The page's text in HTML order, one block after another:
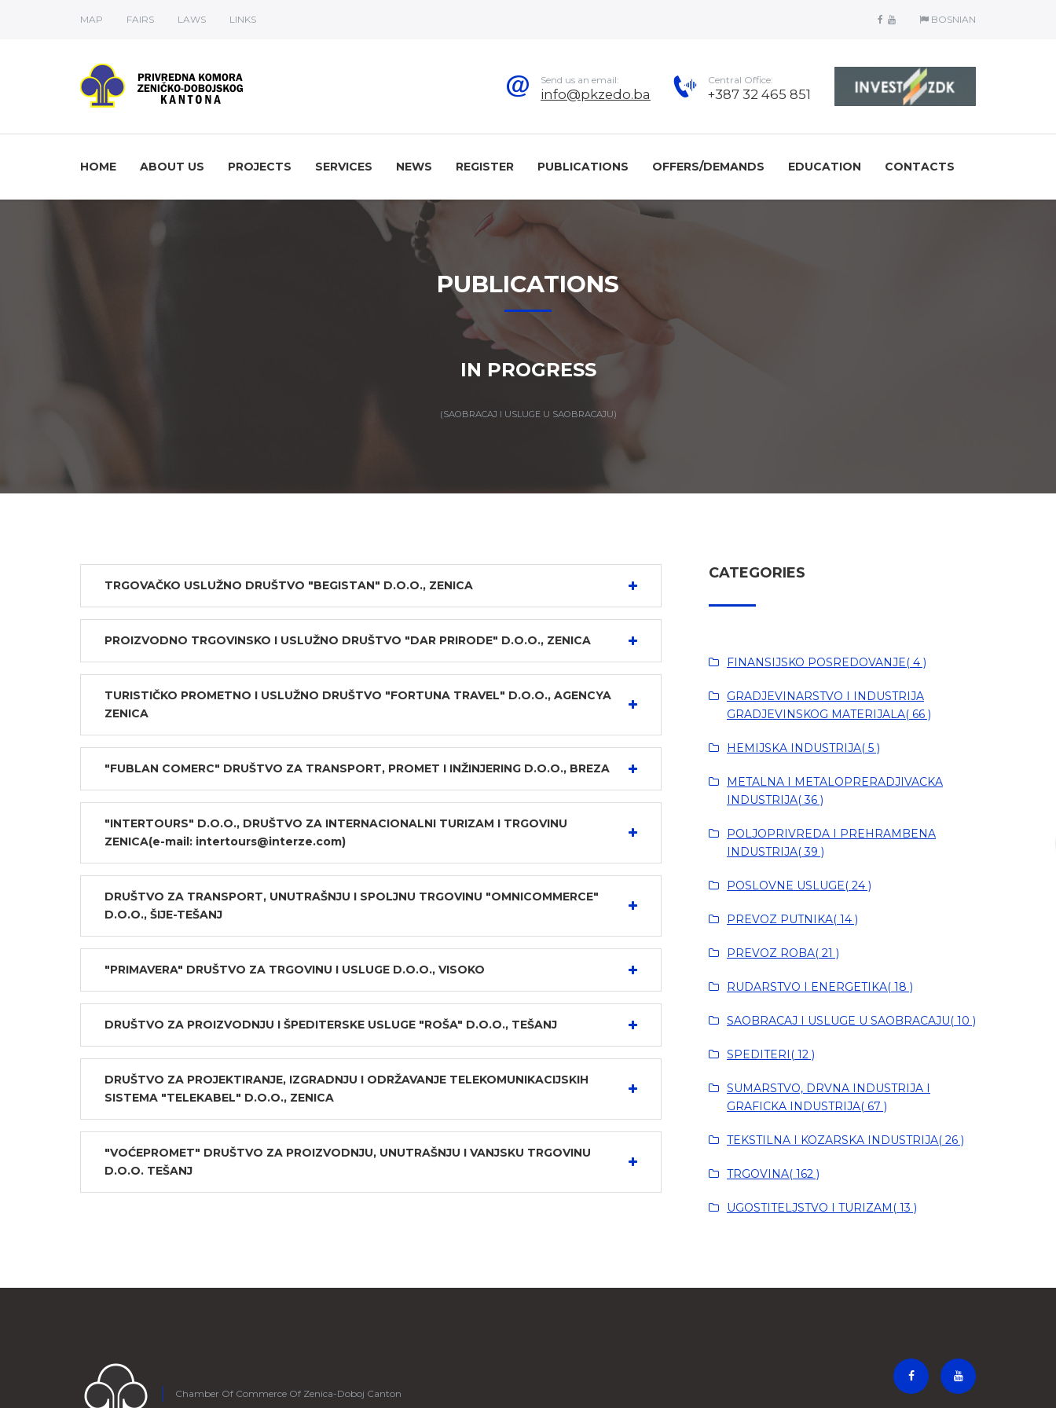
MAP FAIRS LAWS LINKS BOSNIAN
Send us an email:
info@pkzedo.ba
Central Office:
+387 32 465 851
HOME ABOUT US PROJECTS SERVICES NEWS REGISTER PUBLICATIONS OFFERS/DEMANDS EDUCATION CONTACTS
PUBLICATIONS
IN PROGRESS
(SAOBRACAJ I USLUGE U SAOBRACAJU)
TRGOVAČKO USLUŽNO DRUŠTVO "BEGISTAN" D.O.O., ZENICA
PROIZVODNO TRGOVINSKO I USLUŽNO DRUŠTVO "DAR PRIRODE" D.O.O., ZENICA
TURISTIČKO PROMETNO I USLUŽNO DRUŠTVO "FORTUNA TRAVEL" D.O.O., AGENCYA
ZENICA
"FUBLAN COMERC" DRUŠTVO ZA TRANSPORT, PROMET I INŽINJERING D.O.O., BREZA
"INTERTOURS" D.O.O., DRUŠTVO ZA INTERNACIONALNI TURIZAM I TRGOVINU
ZENICA(e-mail: intertours@interze.com)
DRUŠTVO ZA TRANSPORT, UNUTRAŠNJU I SPOLJNU TRGOVINU "OMNICOMMERCE"
D.O.O., ŠIJE-TEŠANJ
"PRIMAVERA" DRUŠTVO ZA TRGOVINU I USLUGE D.O.O., VISOKO
DRUŠTVO ZA PROIZVODNJU I ŠPEDITERSKE USLUGE "ROŠA" D.O.O., TEŠANJ
DRUŠTVO ZA PROJEKTIRANJE, IZGRADNJU I ODRŽAVANJE TELEKOMUNIKACIJSKIH
SISTEMA "TELEKABEL" D.O.O., ZENICA
"VOĆEPROMET" DRUŠTVO ZA PROIZVODNJU, UNUTRAŠNJU I VANJSKU TRGOVINU
D.O.O. TEŠANJ
CATEGORIES
FINANSIJSKO POSREDOVANJE( 4 )
GRADJEVINARSTVO I INDUSTRIJA
GRADJEVINSKOG MATERIJALA( 66 )
HEMIJSKA INDUSTRIJA( 5 )
METALNA I METALOPRERADJIVACKA
INDUSTRIJA( 36 )
POLJOPRIVREDA I PREHRAMBENA
INDUSTRIJA( 39 )
POSLOVNE USLUGE( 24 )
PREVOZ PUTNIKA( 14 )
PREVOZ ROBA( 21 )
RUDARSTVO I ENERGETIKA( 18 )
SAOBRACAJ I USLUGE U SAOBRACAJU( 10 )
SPEDITERI( 12 )
SUMARSTVO, DRVNA INDUSTRIJA I
GRAFICKA INDUSTRIJA( 67 )
TEKSTILNA I KOZARSKA INDUSTRIJA( 26 )
TRGOVINA( 162 )
UGOSTITELJSTVO I TURIZAM( 13 )
Chamber Of Commerce Of Zenica-Doboj Canton